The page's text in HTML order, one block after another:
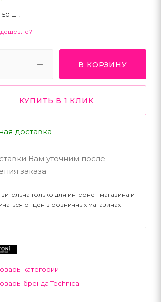
50 шт.
В КОРЗИНУ
КУПИТЬ В 1 КЛИК
доставка
Вам уточним после
заказа
только для интернет-магазина и
от цен в розничных магазинах
категории
бренда Technical